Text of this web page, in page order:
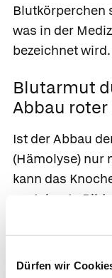
Dürfen wir
Blutkörperchen
was in der
bezeichnet wird.
Blutarmut
Abbau
Ist derAbbau
(Hämolyse) nur
kann das
gesteigerte
aber
zugrunde
die